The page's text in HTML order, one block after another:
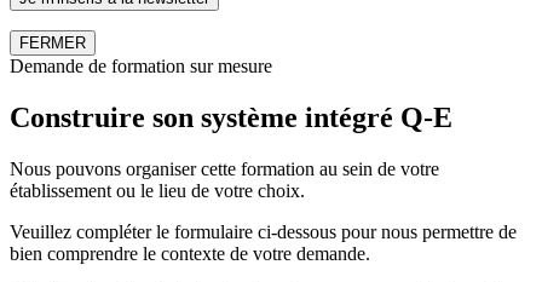
FERMER
Demande de formation sur mesure
Construire son système intégré Q-E
Nous pouvons organiser cette formation au sein de votre
établissement ou le lieu de votre choix.
Veuillez compléter le formulaire ci-dessous pour nous permettre de
bien comprendre le contexte de votre demande.